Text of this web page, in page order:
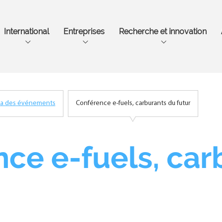
contenu
International Entreprises Recherche et innovation
des événements Conférence e-fuels, carburants du futur
e-fuels,